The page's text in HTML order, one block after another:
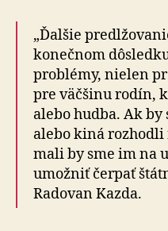
„Ďalšie
konečnom
problémy, nielen
pre väčšinu rodín,
alebo hudba. Ak
alebo kiná rozhodli
mali by sme im na
umožniť čerpať
Radovan Kazda.